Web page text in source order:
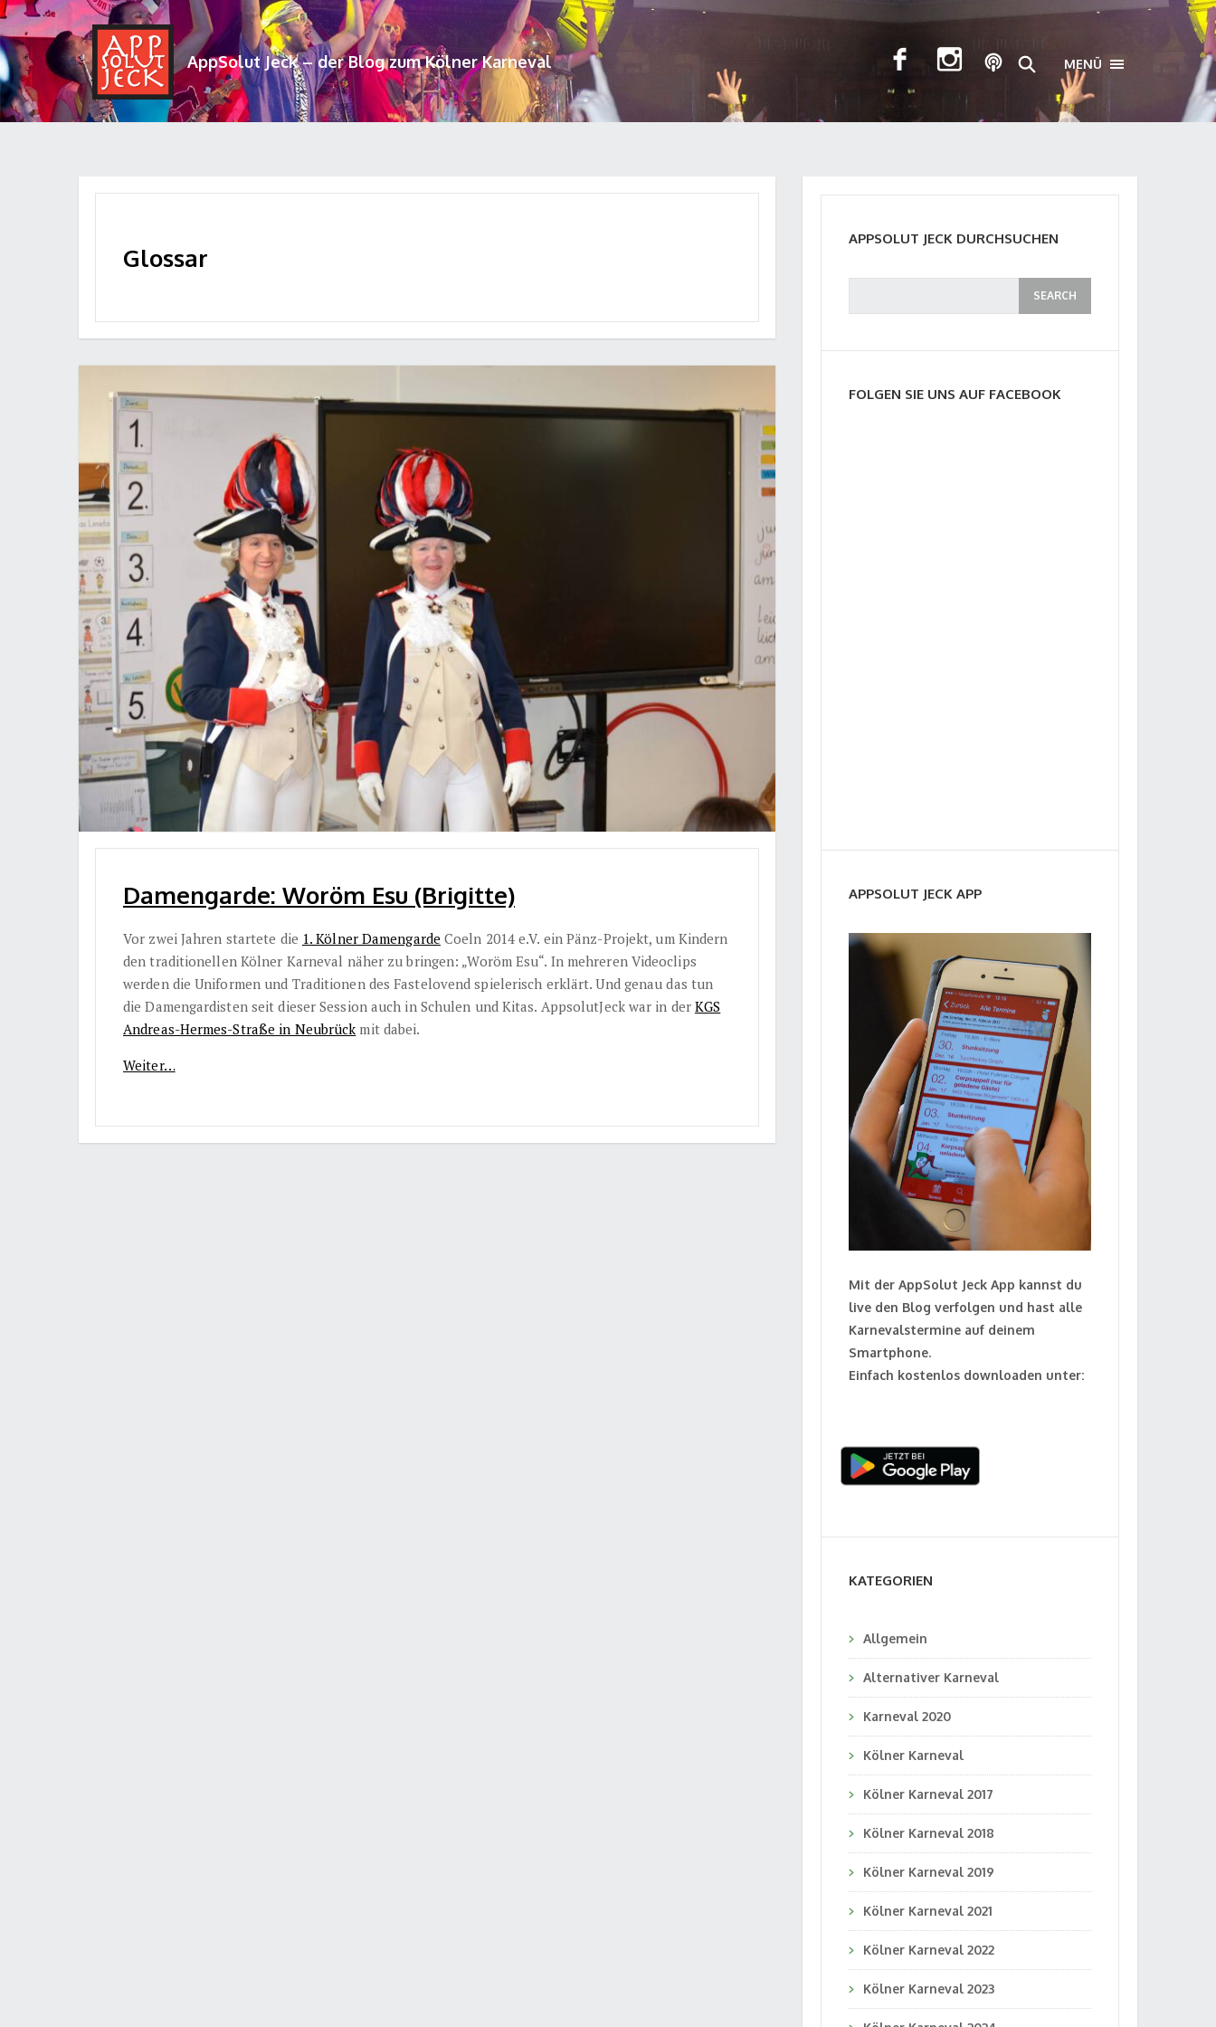
AppSolut Jeck – der Blog zum Kölner Karneval MENÜ TOGGLE
Glossar
Damengarde: Woröm Esu (Brigitte)
Vor zwei Jahren startete die 1. Kölner Damengarde Coeln 2014 e.V. ein Pänz-Projekt, um Kindern
den traditionellen Kölner Karneval näher zu bringen: „Woröm Esu“. In mehreren Videoclips
werden die Uniformen und Traditionen des Fastelovend spielerisch erklärt. Und genau das tun
die Damengardisten seit dieser Session auch in Schulen und Kitas. AppsolutJeck war in der KGS
Andreas-Hermes-Straße in Neubrück mit dabei.
Weiter…
APPSOLUT JECK DURCHSUCHEN
FOLGEN SIE UNS AUF FACEBOOK
APPSOLUT JECK APP
Mit der AppSolut Jeck App kannst du
live den Blog verfolgen und hast alle
Karnevalstermine auf deinem
Smartphone.
Einfach kostenlos downloaden unter:
KATEGORIEN
Allgemein
Alternativer Karneval
Karneval 2020
Kölner Karneval
Kölner Karneval 2017
Kölner Karneval 2018
Kölner Karneval 2019
Kölner Karneval 2021
Kölner Karneval 2022
Kölner Karneval 2023